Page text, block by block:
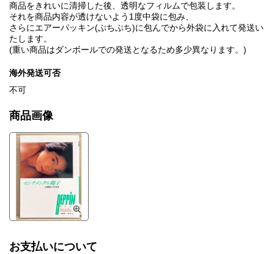
商品をきれいに清掃した後、透明なフィルムで包装します。
それを商品内容が透けないよう1度中袋に包み、
さらにエアーパッキン(ぷちぷち)に包んでから外袋に入れて発送い
たします。
(重い商品はダンボールでの発送となるため多少異なります。)
海外発送可否
不可
商品画像
お支払いについて